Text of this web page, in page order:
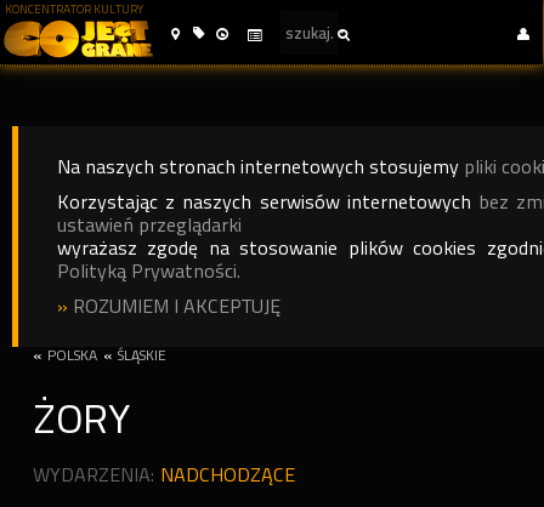
KONCENTRATOR KULTURY
Na naszych stronach internetowych stosujemy pliki
Korzystając z naszych serwisów internetowych bez
ustawień przeglądarki
wyrażasz zgodę na stosowanie plików cookies
Polityką Prywatności.
» ROZUMIEM I AKCEPTUJĘ
« POLSKA « ŚLĄSKIE
ŻORY
WYDARZENIA: NADCHODZĄCE